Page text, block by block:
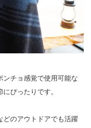
ンチョ感覚で使用可能な
ぴったりです。
どのアウトドアでも活躍